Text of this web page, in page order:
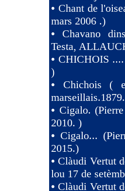
• Chant de
mars 2006 .)
• Chavano
Testa,
• CHICHOIS
)
• Chichois (
• Cigalo.
2010. )
• Cigalo...
2015.)
• Clàudi Vertut
lou 17 de
• Clàudi Vertut